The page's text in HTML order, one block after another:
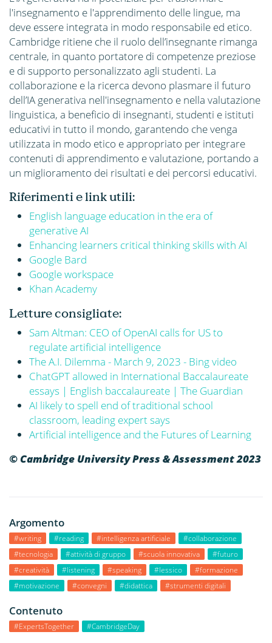
l'insegnamento e l'apprendimento delle lingue, ma
deve essere integrata in modo responsabile ed etico.
Cambridge ritiene che il ruolo dell’insegnante rimanga
centrale, in quanto portatore di competenze preziose
e di supporto personalizzato agli studenti. La
collaborazione e la ricerca devono plasmare il futuro
dell’IA generativa nell'insegnamento e nella valutazione
linguistica, a beneficio di insegnanti, studenti e istituti
educativi in tutto il mondo, garantendo che venga
utilizzata in modo etico e appropriato per integrare
contenuti di apprendimento e valutazione, portando a
un miglioramento dei risultati e dei percorsi educativi.
Riferimenti e link utili:
English language education in the era of
generative AI
Enhancing learners critical thinking skills with AI
Google Bard
Google workspace
Khan Academy
Letture consigliate:
Sam Altman: CEO of OpenAI calls for US to
regulate artificial intelligence
The A.I. Dilemma - March 9, 2023 - Bing video
ChatGPT allowed in International Baccalaureate
essays | English baccalaureate | The Guardian
AI likely to spell end of traditional school
classroom, leading expert says
Artificial intelligence and the Futures of Learning
©Cambridge University Press & Assessment 2023
Argomento
#writing #reading #intelligenza artificiale
#collaborazione
#tecnologia
#attività di gruppo #scuola innovativa
#futuro
#creatività
#listening #speaking #lessico
#formazione
#motivazione
#convegni #didattica #strumenti digitali
Contenuto
#ExpertsTogether #CambridgeDay